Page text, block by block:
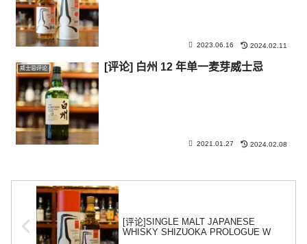
2023.06.16 2024.02.11
威士忌评论 [评论] 白州 12 年单一麦芽威士忌
2021.01.27 2024.02.08
[评论]SINGLE MALT JAPANESE
WHISKY SHIZUOKA PROLOGUE W